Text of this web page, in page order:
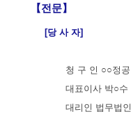
【전문】
[당 사 자]
청 구 인 ○○정
대표이사 박○수
대리인 법무법